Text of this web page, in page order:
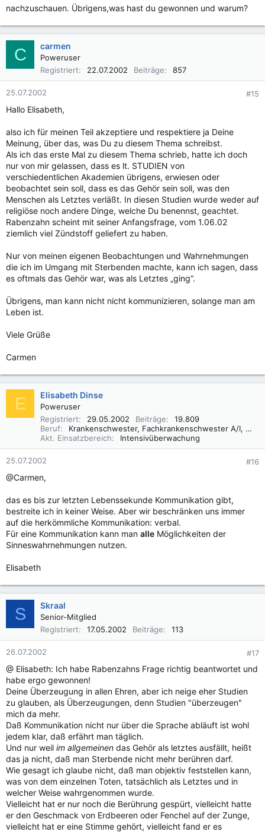
nachzuschauen. Übrigens,was hast du gewonnen und warum?
C carmen
Poweruser
Registriert
22.07.2002 Beiträge 857
25.07.2002 #15
Hallo Elisabeth,
also ich für meinen Teil akzeptiere und respektiere ja Deine
Meinung, über das, was Du zu diesem Thema schreibst.
Als ich das erste Mal zu diesem Thema schrieb, hatte ich doch
nur von mir gelassen, dass es lt. STUDIEN von
verschiedentlichen Akademien übrigens, erwiesen oder
beobachtet sein soll, dass es das Gehör sein soll, was den
Menschen als Letztes verläßt. In diesen Studien wurde weder auf
religiöse noch andere Dinge, welche Du benennst, geachtet.
Rabenzahn scheint mit seiner Anfangsfrage, vom 1.06.02
ziemlich viel Zündstoff geliefert zu haben.
Nur von meinen eigenen Beobachtungen und Wahrnehmungen
die ich im Umgang mit Sterbenden machte, kann ich sagen, dass
es oftmals das Gehör war, was als Letztes „ging“.
Übrigens, man kann nicht nicht kommunizieren, solange man am
Leben ist.
Viele Grüße
Carmen
E Elisabeth Dinse
Poweruser
Registriert
29.05.2002 Beiträge
19.809
Beruf
Krankenschwester, Fachkrankenschwester A/I, Praxisbegleiter Basale Stimulation
Akt. Einsatzbereich
Intensivüberwachung
25.07.2002 #16
@Carmen,
das es bis zur letzten Lebenssekunde Kommunikation gibt,
bestreite ich in keiner Weise. Aber wir beschränken uns immer
auf die herkömmliche Kommunikation: verbal.
Für eine Kommunikation kann man alle Möglichkeiten der
Sinneswahrnehmungen nutzen.
Elisabeth
S Skraal
Senior-Mitglied
Registriert
17.05.2002 Beiträge 113
26.07.2002 #17
@ Elisabeth: Ich habe Rabenzahns Frage richtig beantwortet und
habe ergo gewonnen!
Deine Überzeugung in allen Ehren, aber ich neige eher Studien
zu glauben, als Überzeugungen, denn Studien "überzeugen"
mich da mehr.
Daß Kommunikation nicht nur über die Sprache abläuft ist wohl
jedem klar, daß erfährt man täglich.
Und nur weil im allgemeinen das Gehör als letztes ausfällt, heißt
das ja nicht, daß man Sterbende nicht mehr berühren darf.
Wie gesagt ich glaube nicht, daß man objektiv feststellen kann,
was von dem einzelnen Toten, tatsächlich als Letztes und in
welcher Weise wahrgenommen wurde.
Vielleicht hat er nur noch die Berührung gespürt, vielleicht hatte
er den Geschmack von Erdbeeren oder Fenchel auf der Zunge,
vielleicht hat er eine Stimme gehört, vielleicht fand er es